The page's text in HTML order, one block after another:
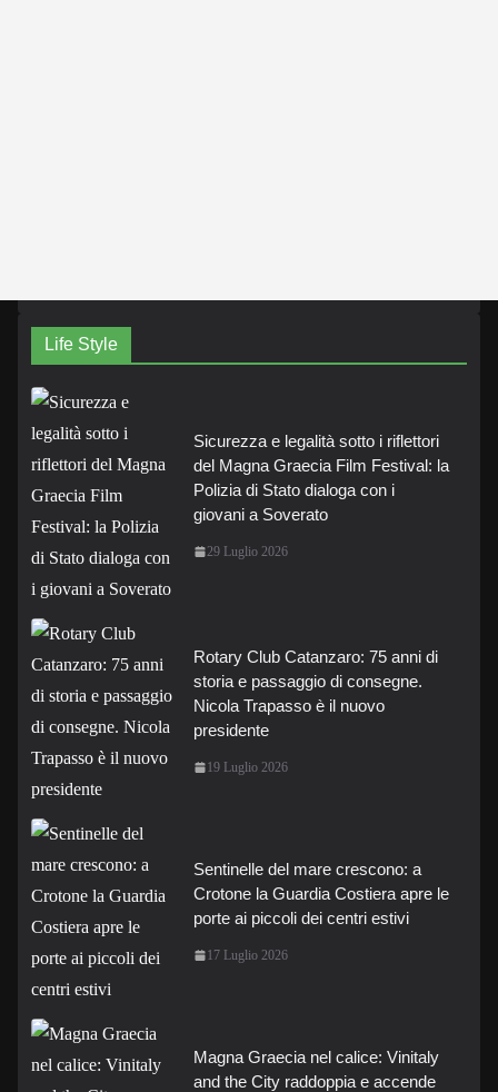
Life Style
Sicurezza e legalità sotto i riflettori
del Magna Graecia Film Festival: la
Polizia di Stato dialoga con i
giovani a Soverato
29 Luglio 2026
Rotary Club Catanzaro: 75 anni di
storia e passaggio di consegne.
Nicola Trapasso è il nuovo
presidente
19 Luglio 2026
Sentinelle del mare crescono: a
Crotone la Guardia Costiera apre le
porte ai piccoli dei centri estivi
17 Luglio 2026
Magna Graecia nel calice: Vinitaly
and the City raddoppia e accende